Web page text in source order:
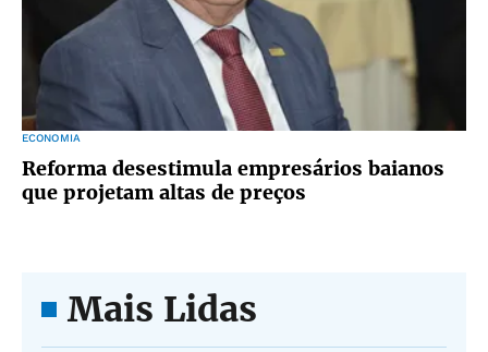
ECONOMIA
Reforma desestimula empresários baianos
que projetam altas de preços
Mais Lidas